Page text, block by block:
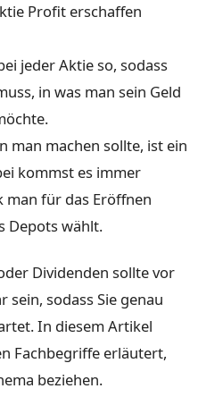
Profit erschaffen
jeder Aktie so, sodass
in was man sein Geld
man machen sollte, ist ein
kommst es immer
man für das Eröffnen
Depots wählt.
Dividenden sollte vor
sein, sodass Sie genau
In diesem Artikel
Fachbegriffe erläutert,
beziehen.